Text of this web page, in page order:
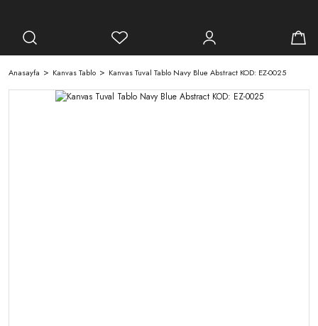
Anasayfa Kanvas Tablo Kanvas Tuval Tablo Navy Blue Abstract KOD: EZ-0025